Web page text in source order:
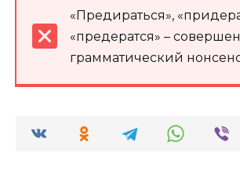
«Предираться»,
«предератся» –
грамматический